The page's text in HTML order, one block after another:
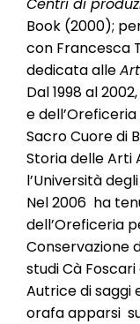
Book (2000);
con Francesca
dedicata alle
Dal 1998 al
e
Sacro Cuore di
Storia delle Arti
l’Università
Nel 2006 ha
dell’Oreficeria
Conservazione
studi Cà Foscari
Autrice di saggi
orafa apparsi